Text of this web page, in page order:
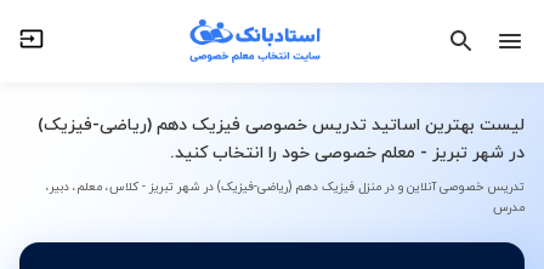
لیست بهترین اساتید تدریس خصوصی فیزیک دهم (ریاضی-فیزیک)
در شهر تبریز - معلم خصوصی خود را انتخاب کنید.
تدریس خصوصی آنلاین و در منزل فیزیک دهم (ریاضی-فیزیک) در شهر تبریز - کلاس، معلم، دبیر،
مدرس